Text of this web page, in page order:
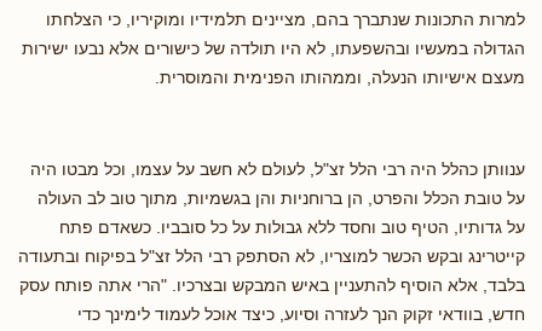
למרות התכונות שנתברך בהם, מציינים תלמידיו ומוקיריו, כי הצלחתו
הגדולה במעשיו ובהשפעתו, לא היו תולדה של כישורים אלא נבעו ישירות
מעצם אישיותו הנעלה, וממהותו הפנימית והמוסרית.
ענוותן כהלל היה רבי הלל זצ"ל, לעולם לא חשב על עצמו, וכל מבטו היה
על טובת הכלל והפרט, הן ברוחניות והן בגשמיות, מתוך טוב לב העולה
על גדותיו, הטיף טוב וחסד ללא גבולות על כל סובביו. כשאדם פתח
קייטרינג ובקש הכשר למוצריו, לא הסתפק רבי הלל זצ"ל בפיקוח ובתעודה
בלבד, אלא הוסיף להתעניין באיש המבקש ובצרכיו. "הרי אתה פותח עסק
חדש, בוודאי זקוק הנך לעזרה וסיוע, כיצד אוכל לעמוד לימינך כדי